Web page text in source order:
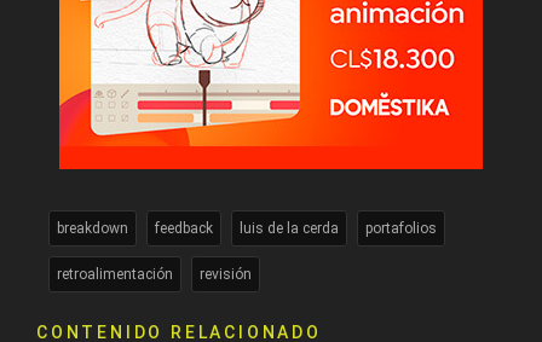
breakdown feedback luis de la cerda portafolios
retroalimentación revisión
CONTENIDO RELACIONADO